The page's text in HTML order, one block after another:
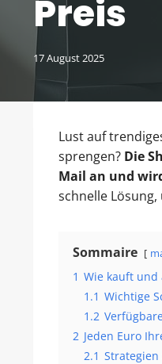
Preis
17 August 2025
Lust auf
sprengen? Die
Mail an und
schnelle
Sommaire
1 Wie kauft und
1.1 Wichtige
1.2
2 Jeden Euro
2.1